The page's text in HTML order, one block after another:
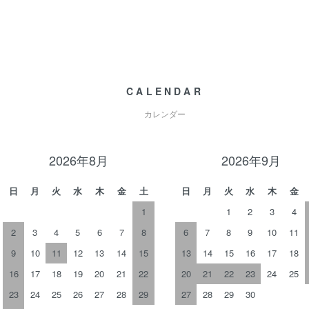
CALENDAR
カレンダー
2026年8月
日 月 火 水 木 金
土
1
2
3 4 5 6 7
8
9
10 11 12 13 14
15
16
17 18 19 20 21
22
23
24 25 26 27 28
29
2026年9月
日 月 火 水 木 金
1
2 3 4
6
7 8 9 10 11
13
14 15 16 17 18
20
21 22 23 24 25
27
28 29 30